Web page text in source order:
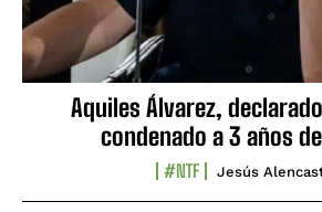
Aquiles Álvarez,
condenado a 3 años
#NTF Jesús